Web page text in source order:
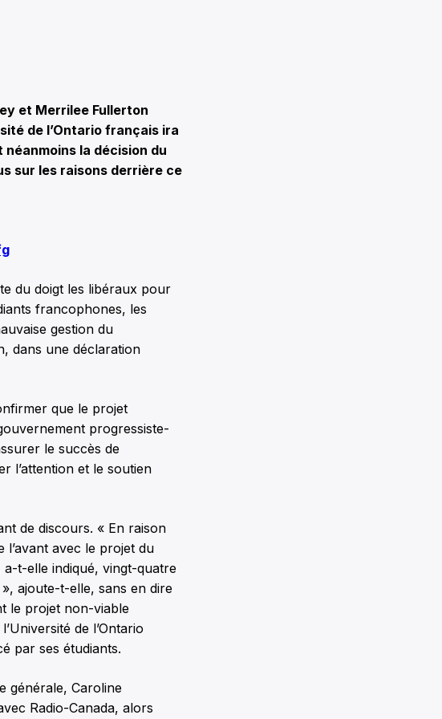
et Merrilee Fullerton
de l’Ontario français ira
la décision du
sur les raisons derrière ce
du doigt les libéraux pour
francophones, les
gestion du
dans une déclaration
que le projet
progressiste-
le succès de
l’attention et le soutien
de discours. « En raison
l’avant avec le projet du
t-elle indiqué, vingt-quatre
ajoute-t-elle, sans en dire
le projet non-viable
de l’Ontario
par ses étudiants.
générale, Caroline
Radio-Canada, alors